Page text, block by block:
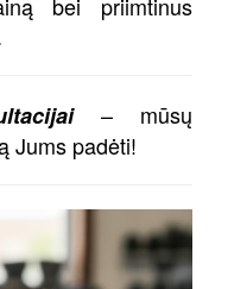
– mūsų
Jums padėti!